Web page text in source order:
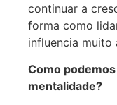
continuar a
forma como
influencia muito
Como
mentalidade?